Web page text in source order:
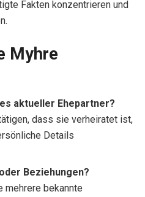
Fakten konzentrieren und
Myhre
aktueller Ehepartner?
dass sie verheiratet ist,
Details
Beziehungen?
mehrere bekannte